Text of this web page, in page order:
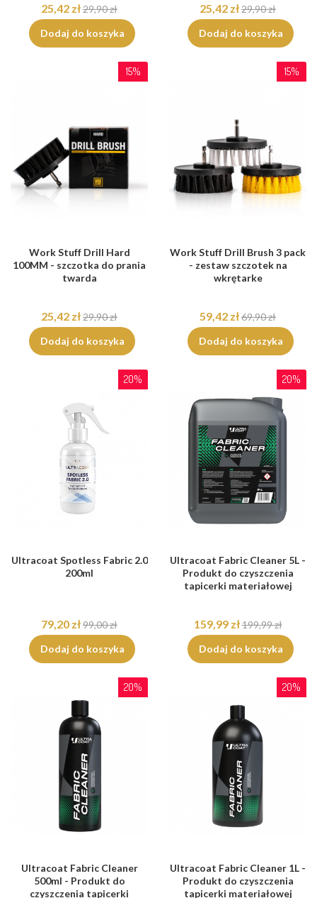
25,42 zł29,90 zł
Dodaj do koszyka
25,42 zł29,90 zł
Dodaj do koszyka
15%
Work Stuff Drill Hard
100MM - szczotka do prania
twarda
25,42 zł29,90 zł
Dodaj do koszyka
15%
Work Stuff Drill Brush 3 pack
- zestaw szczotek na
wkrętarke
59,42 zł69,90 zł
Dodaj do koszyka
20%
Ultracoat Spotless Fabric 2.0
200ml
79,20 zł99,00 zł
Dodaj do koszyka
20%
Ultracoat Fabric Cleaner 5L -
Produkt do czyszczenia
tapicerki materiałowej
159,99 zł199,99 zł
Dodaj do koszyka
20%
Ultracoat Fabric Cleaner
500ml - Produkt do
czyszczenia tapicerki
20%
Ultracoat Fabric Cleaner 1L -
Produkt do czyszczenia
tapicerki materiałowej